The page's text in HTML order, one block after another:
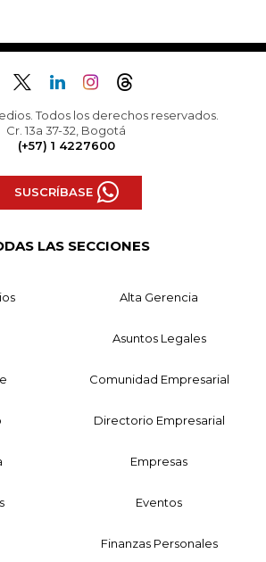
Todos los derechos reservados.
Cr. 13a 37-32, Bogotá
(+57) 1 4227600
SUSCRÍBASE
LAS SECCIONES
Alta Gerencia
Asuntos Legales
Comunidad Empresarial
Directorio Empresarial
Empresas
Eventos
Finanzas Personales